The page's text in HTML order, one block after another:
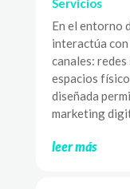
Servicios
En el entorno
interactúa con
canales: redes
espacios
diseñada
marketing
leer más